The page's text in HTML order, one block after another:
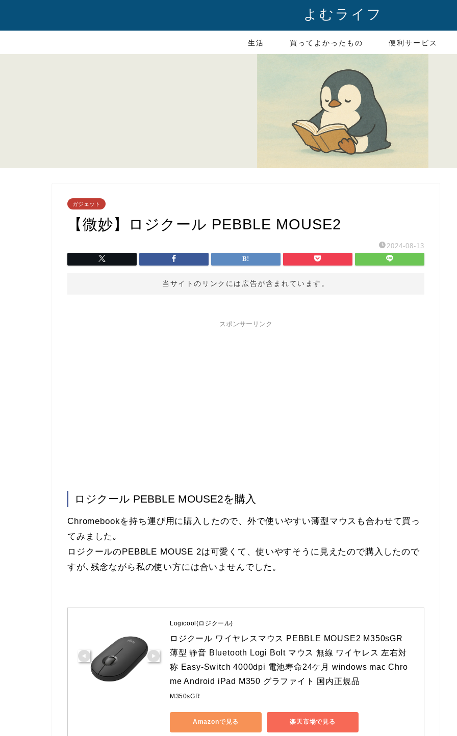
よむライフ
生活 買ってよかったもの 便利サービス
ガジェット
【微妙】ロジクール PEBBLE MOUSE2
2024-08-13
当サイトのリンクには広告が含まれています。
スポンサーリンク
ロジクール PEBBLE MOUSE2を購入
Chromebookを持ち運び用に購入したので、外で使いやすい薄型マウスも合わせて買っ
てみました｡
ロジクールのPEBBLE MOUSE 2は可愛くて、使いやすそうに見えたので購入したので
すが､残念ながら私の使い方には合いませんでした。
Logicool(ロジクール)
ロジクール ワイヤレスマウス PEBBLE MOUSE2 M350sGR
薄型 静音 Bluetooth Logi Bolt マウス 無線 ワイヤレス 左右対
称 Easy-Switch 4000dpi 電池寿命24ケ月 windows mac Chro
me Android iPad M350 グラファイト 国内正規品
M350sGR
Amazonで見る 楽天市場で見る